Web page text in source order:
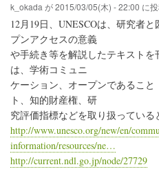
お
け
る
電
子
書
館
と
著
作
権」
の
k_okada が2015/03/05(木) - 22:00 に
12月19日、UNESCOは、研究者
プンアクセスの意義
や手続き等を解説したテキスト
は、学術コミュニ
ケーション、オープンであること
ト、知的財産権、研
究評価指標などを取り扱っている
http://www.unesco.org/new/en/
information/resources/ne…
http://current.ndl.go.jp/node/27729